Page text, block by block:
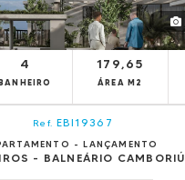
4 179,65
ÁREA M2
Ref. EBI19367
- LANÇAMENTO
- BALNEÁRIO CAMBORIÚ